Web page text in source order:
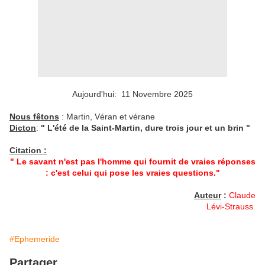
Aujourd'hui: 11 Novembre 2025
Nous fêtons : Martin, Véran et vérane
Dicton: " L'été de la Saint-Martin, dure trois jour et un brin "
Citation :
" Le savant n'est pas l'homme qui fournit de vraies réponses
: c'est celui qui pose les vraies questions."
Auteur: Claude
Lévi-Strauss
#Ephemeride